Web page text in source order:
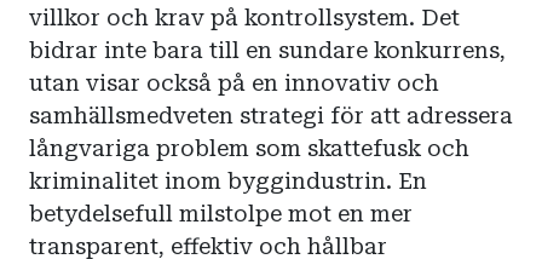
villkor och krav på kontrollsystem. Det
bidrar inte bara till en sundare konkurrens,
utan visar också på en innovativ och
samhällsmedveten strategi för att adressera
långvariga problem som skattefusk och
kriminalitet inom byggindustrin. En
betydelsefull milstolpe mot en mer
transparent, effektiv och hållbar